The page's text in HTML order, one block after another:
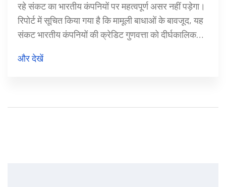
रहे संकट का भारतीय कंपनियों पर महत्वपूर्ण असर नहीं पड़ेगा।
रिपोर्ट में सूचित किया गया है कि मामूली बाधाओं के बावजूद, यह
संकट भारतीय कंपनियों की क्रेडिट गुणवत्ता को दीर्घकालिक
तक जारी रहा, तो कुछ क्षेत्रों पर अधिक प्रभाव पड़ सकता है।
और देखें